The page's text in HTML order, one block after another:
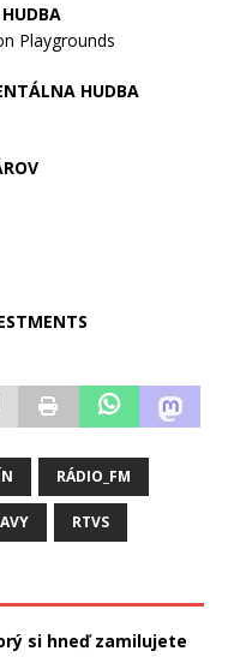
Playgrounds
HUDBA
RÁDIO_FM
RTVS
si hneď zamilujete